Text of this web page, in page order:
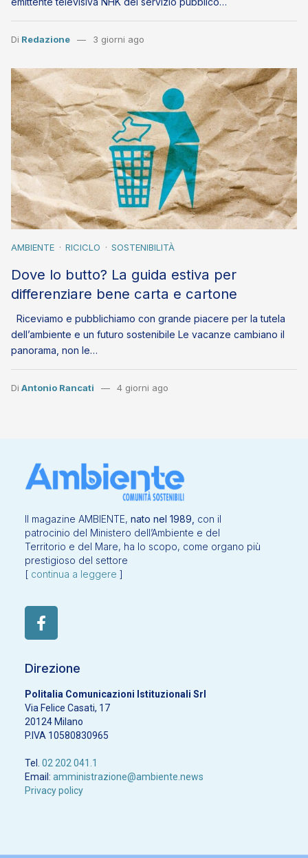
Di Redazione 3 giorni ago
AMBIENTE RICICLO SOSTENIBILITÀ
Dove lo butto? La guida estiva per
differenziare bene carta e cartone
Riceviamo e pubblichiamo con grande piacere per la tutela
dell’ambiente e un futuro sostenibile Le vacanze cambiano il
panorama, non le…
Di Antonio Rancati 4 giorni ago
Il magazine AMBIENTE, nato nel 1989, con il
patrocinio del Ministero dell’Ambiente e del
Territorio e del Mare, ha lo scopo, come organo più
prestigioso del settore
[ continua a leggere ]
Direzione
Politalia Comunicazioni Istituzionali Srl
Via Felice Casati, 17
20124 Milano
P.IVA 10580830965
Tel. 02 202 041.1
Email: amministrazione@ambiente.news
Privacy policy